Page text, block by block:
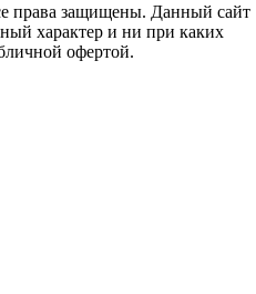
права защищены. Данный сайт
характер и ни при каких
офертой.